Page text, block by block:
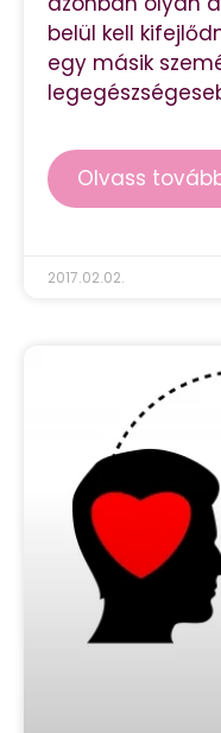
belül kell
egy másik
Olvass
2017.02.02.